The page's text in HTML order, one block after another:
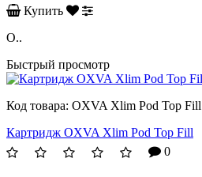
Купить
O..
Быстрый просмотр
Код товара: OXVA Xlim Pod Top Fill
Картридж OXVA Xlim Pod Top Fill
0